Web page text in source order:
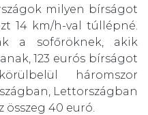
milyen bírságot
14 km/h-val túllépné.
a sofőröknek, akik
123 eurós bírságot
háromszor
Lettországban
összeg 40 euró.